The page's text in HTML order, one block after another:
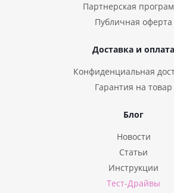
Партнерская
Публичная оферта
Доставка и оплата
Конфиденциальная
Гарантия на товар
Блог
Новости
Статьи
Инструкции
Тест-Драйвы